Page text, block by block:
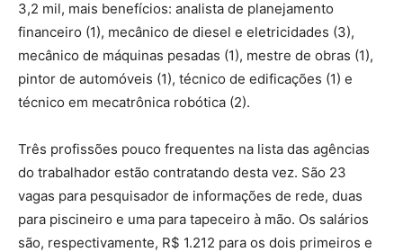
3,2 mil, mais benefícios: analista de planejamento
financeiro (1), mecânico de diesel e eletricidades (3),
mecânico de máquinas pesadas (1), mestre de obras (1),
pintor de automóveis (1), técnico de edificações (1) e
técnico em mecatrônica robótica (2).
Três profissões pouco frequentes na lista das agências
do trabalhador estão contratando desta vez. São 23
vagas para pesquisador de informações de rede, duas
para piscineiro e uma para tapeceiro à mão. Os salários
são, respectivamente, R$ 1.212 para os dois primeiros e